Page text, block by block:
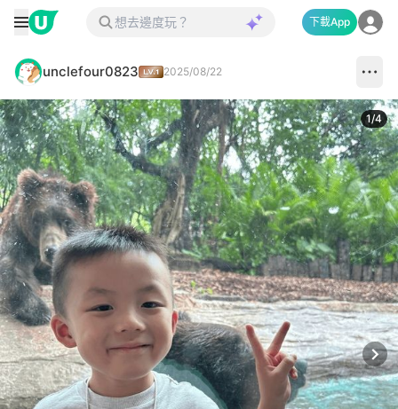
下載App
unclefour0823 2025/08/22
1/4